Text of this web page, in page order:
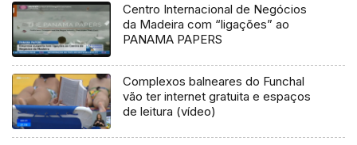
Centro Internacional de Negócios
da Madeira com “ligações” ao
PANAMA PAPERS
Complexos balneares do Funchal
vão ter internet gratuita e espaços
de leitura (vídeo)